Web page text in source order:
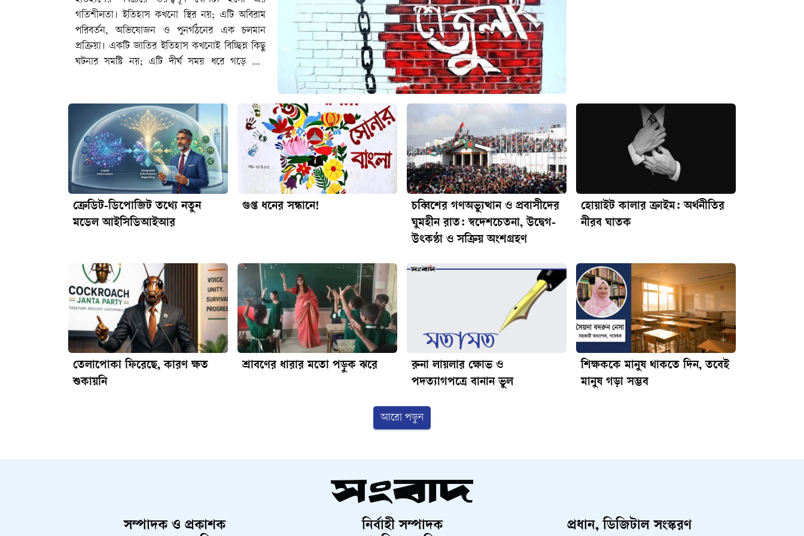
ক্রেডিট-ডিপোজিট তথ্যে নতুন
মডেল আইসিডিআইআর
গুপ্ত ধনের সন্ধানে!
চব্বিশের গণঅভ্যুত্থান ও প্রবাসীদের
ঘুমহীন রাত: স্বদেশচেতনা, উদ্বেগ-
উৎকণ্ঠা ও সক্রিয় অংশগ্রহণ
হোয়াইট কালার ক্রাইম: অর্থনীতির
নীরব ঘাতক
তেলাপোকা ফিরেছে, কারণ ক্ষত
শুকায়নি
শ্রাবণের ধারার মতো পড়ুক ঝরে
রুনা লায়লার ক্ষোভ ও
পদত্যাগপত্রে বানান ভুল
শিক্ষককে মানুষ থাকতে দিন, তবেই
মানুষ গড়া সম্ভব
আরো পড়ুন
সম্পাদক ও প্রকাশক
নির্বাহী সম্পাদক
প্রধান, ডিজিটাল সংস্করণ